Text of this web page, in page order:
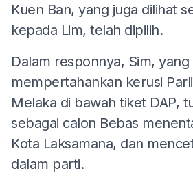
Kuen Ban, yang juga dilihat
kepada Lim, telah dipilih.
Dalam responnya, Sim, yang
mempertahankan kerusi
Melaka di bawah tiket DAP,
sebagai calon Bebas
Kota Laksamana, dan
dalam parti.